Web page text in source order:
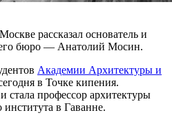
рассказал основатель и
бюро — Анатолий Мосин.
Академии Архитектуры и
в Точке кипения.
стала профессор архитектуры
института в Гаванне.